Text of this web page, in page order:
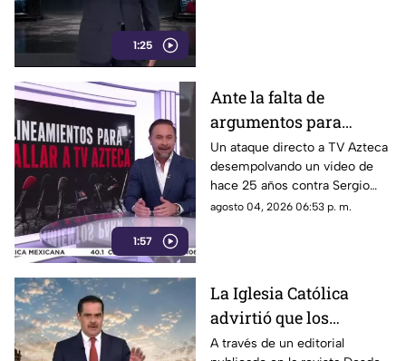
1:25
1:57
Ante la falta de
argumentos para
justificar lineamientos
diseñados para
censurar, el Gobierno
recurrió a la
Un ataque directo a TV Azteca
desempolvando un video de
hace 25 años contra Sergio
Sarmiento. No es una disputa
agosto 04, 2026 06:53 p. m.
La Iglesia Católica
advirtió que los
lineamientos para la
A través de un editorial